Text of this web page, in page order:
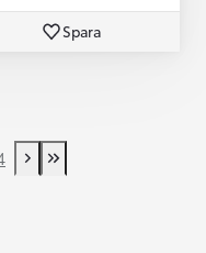
Spara
Next page
Last Page